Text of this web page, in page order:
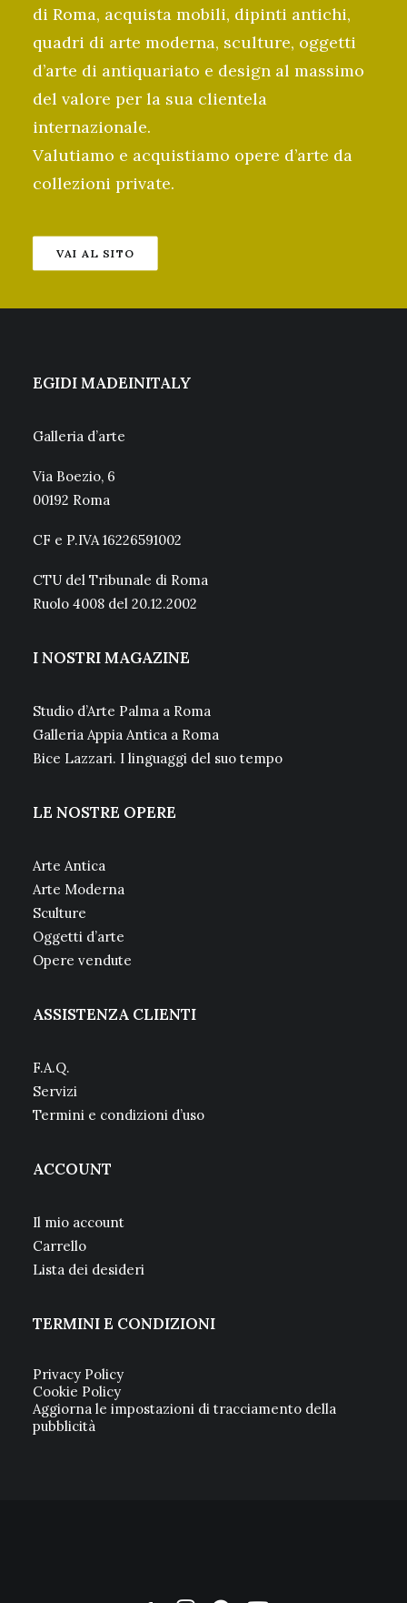
di Roma, acquista mobili, dipinti antichi,
quadri di arte moderna, sculture, oggetti
d’arte di antiquariato e design al massimo
del valore per la sua clientela
internazionale.
Valutiamo e acquistiamo opere d’arte da
collezioni private.
VAI AL SITO
EGIDI MADEINITALY
Galleria d’arte
Via Boezio, 6
00192 Roma
CF e P.IVA 16226591002
CTU del Tribunale di Roma
Ruolo 4008 del 20.12.2002
I NOSTRI MAGAZINE
Studio d’Arte Palma a Roma
Galleria Appia Antica a Roma
Bice Lazzari. I linguaggi del suo tempo
LE NOSTRE OPERE
Arte Antica
Arte Moderna
Sculture
Oggetti d’arte
Opere vendute
ASSISTENZA CLIENTI
F.A.Q.
Servizi
Termini e condizioni d’uso
ACCOUNT
Il mio account
Carrello
Lista dei desideri
TERMINI E CONDIZIONI
Privacy Policy
Cookie Policy
Aggiorna le impostazioni di tracciamento della
pubblicità